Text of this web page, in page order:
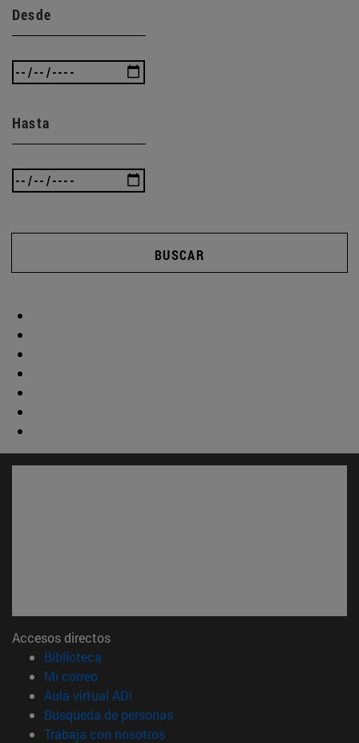
Desde
Hasta
BUSCAR
Accesos directos
Biblioteca
Mi correo(abre en nueva ventana)
Aula virtual ADI
Búsqueda de personas(abre en nueva ventana)
Trabaja con nosotros(abre en nueva ventana)